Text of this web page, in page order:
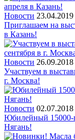
Новости 23.04.2019
Приглашаем на
в Казань!
Новости 26.09.2018
Участвуем в
г. Москва!
Новости 02.07.2018
Юбилейный 15000-
Нягань!